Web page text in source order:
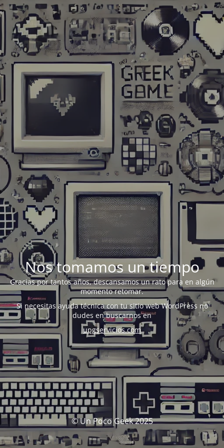
Nos tomamos un tiempo
Gracias por tantos años, descansamos un rato para en algún
momento retomar.
Si necesitas ayuda técnica con tu sitio web WordPress no
dudes en buscarnos en
upgservicios.com
© Un Poco Geek 2025